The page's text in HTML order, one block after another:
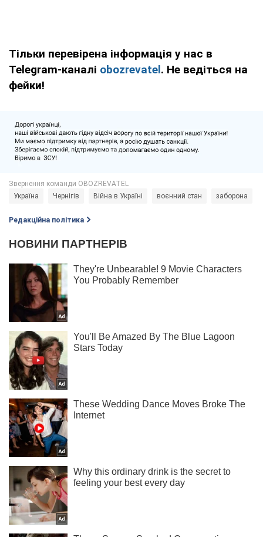
Тільки перевірена інформація у нас в
Telegram-каналі obozrevatel. Не ведіться на
фейки!
Україна Чернігів Війна в Україні воєнний стан заборона
Редакційна політика